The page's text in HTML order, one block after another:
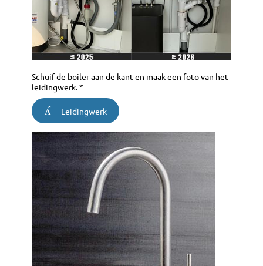
Schuif de boiler aan de kant en maak een foto van het
leidingwerk. *
Leidingwerk